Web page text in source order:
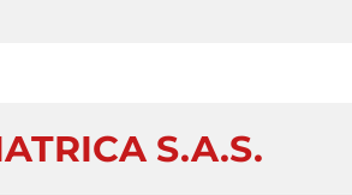
S.A.S.